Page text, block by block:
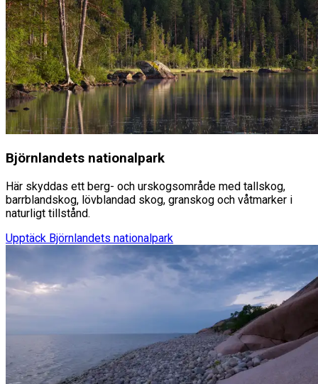
Björnlandets nationalpark
Här skyddas ett berg- och urskogsområde med tallskog,
barrblandskog, lövblandad skog, granskog och våtmarker i
naturligt tillstånd.
Upptäck Björnlandets nationalpark